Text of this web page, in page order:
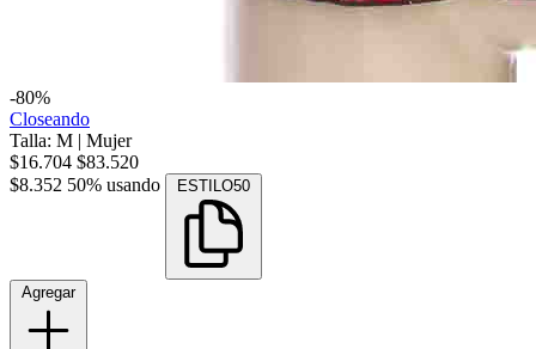
-80%
Closeando
Talla: M | Mujer
$16.704 $83.520
$8.352 50% usando ESTILO50
Agregar